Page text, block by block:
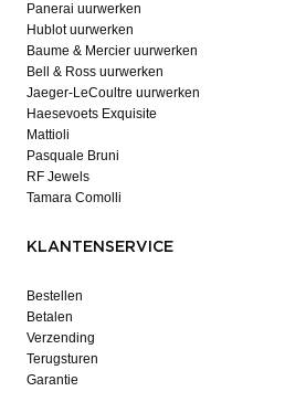
Panerai uurwerken
Hublot uurwerken
Baume & Mercier uurwerken
Bell & Ross uurwerken
Jaeger-LeCoultre uurwerken
Haesevoets Exquisite
Mattioli
Pasquale Bruni
RF Jewels
Tamara Comolli
KLANTENSERVICE
Bestellen
Betalen
Verzending
Terugsturen
Garantie